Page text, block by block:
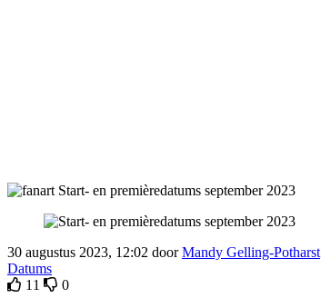
30 augustus 2023, 12:02 doorMandy Gelling-Potharst
Datums
11
0